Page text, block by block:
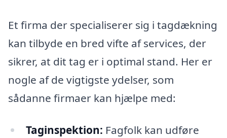
Et firma der specialiserer sig i tagdækning
kan tilbyde en bred vifte af services, der
sikrer, at dit tag er i optimal stand. Her er
nogle af de vigtigste ydelser, som
sådanne firmaer kan hjælpe med:
Taginspektion: Fagfolk kan udføre